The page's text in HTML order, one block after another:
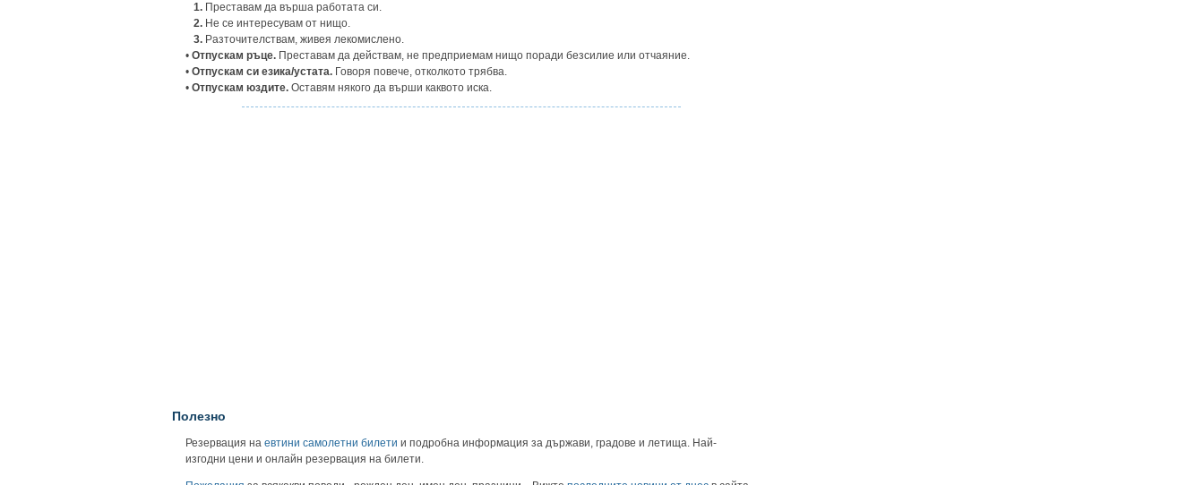
1. Преставам да върша работата си.
2. Не се интересувам от нищо.
3. Разточителствам, живея лекомислено.
• Отпускам ръце. Преставам да действам, не предприемам нищо поради безсилие или отчаяние.
• Отпускам си езика/устата. Говоря повече, отколкото трябва.
• Отпускам юздите. Оставям някого да върши каквото иска.
Полезно
Резервация на евтини самолетни билети и подробна информация за държави, градове и летища. Най-
изгодни цени и онлайн резервация на билети.